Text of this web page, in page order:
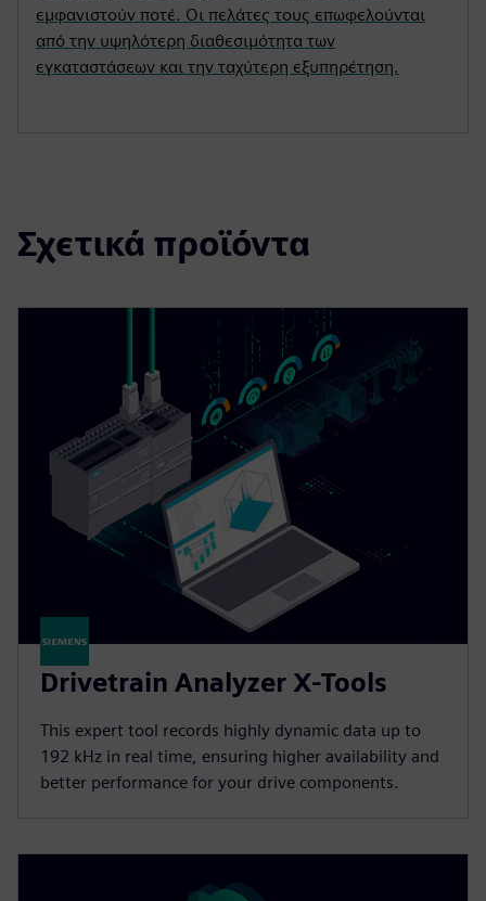
εμφανιστούν ποτέ. Οι πελάτες τους επωφελούνται
από την υψηλότερη διαθεσιμότητα των
εγκαταστάσεων και την ταχύτερη εξυπηρέτηση.
Σχετικά προϊόντα
Drivetrain Analyzer X-Tools
This expert tool records highly dynamic data up to
192 kHz in real time, ensuring higher availability and
better performance for your drive components.